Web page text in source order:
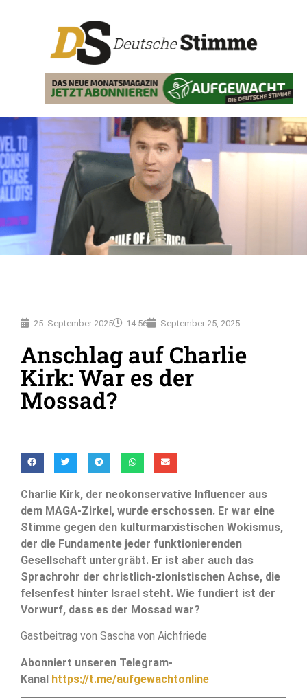
25. September 2025 14:56 September 25, 2025
Anschlag auf Charlie
Kirk: War es der
Mossad?
Charlie Kirk, der neokonservative Influencer aus
dem MAGA-Zirkel, wurde erschossen. Er war eine
Stimme gegen den kulturmarxistischen Wokismus,
der die Fundamente jeder funktionierenden
Gesellschaft untergräbt. Er ist aber auch das
Sprachrohr der christlich-zionistischen Achse, die
felsenfest hinter Israel steht. Wie fundiert ist der
Vorwurf, dass es der Mossad war?
Gastbeitrag von Sascha von Aichfriede
Abonniert unseren Telegram-
Kanal https://t.me/aufgewachtonline